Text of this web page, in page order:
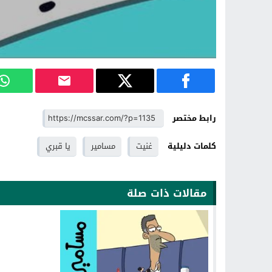
رابط مختصر
كلمات دليلية
غنيت مسامير يا قبري
مقالات ذات صلة